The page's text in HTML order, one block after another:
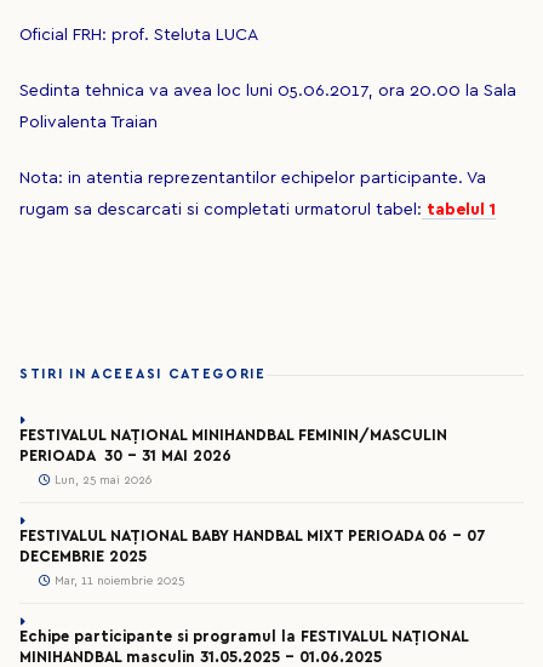
Oficial FRH: prof. Steluta LUCA
Sedinta tehnica va avea loc luni 05.06.2017, ora 20.00 la Sala
Polivalenta Traian
Nota: in atentia reprezentantilor echipelor participante. Va
rugam sa descarcati si completati urmatorul tabel: tabelul 1
STIRI IN ACEEASI CATEGORIE
FESTIVALUL NAȚIONAL MINIHANDBAL FEMININ/MASCULIN
PERIOADA 30 – 31 MAI 2026
Lun, 25 mai 2026
FESTIVALUL NAȚIONAL BABY HANDBAL MIXT PERIOADA 06 – 07
DECEMBRIE 2025
Mar, 11 noiembrie 2025
Echipe participante si programul la FESTIVALUL NAȚIONAL
MINIHANDBAL masculin 31.05.2025 - 01.06.2025